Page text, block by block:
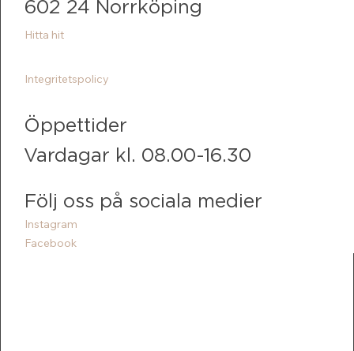
602 24 Norrköping
Hitta hit
Integritetspolicy
Öppettider
Vardagar kl. 08.00-16.30
Följ oss på sociala medier
Instagram
Facebook